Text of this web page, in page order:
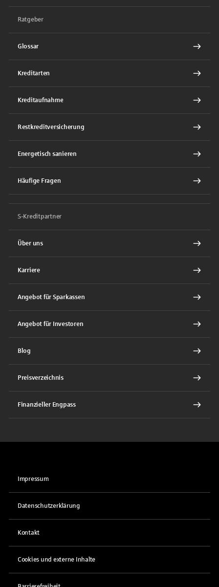
Ratgeber
Glossar
Kreditarten
Kreditaufnahme
Restkreditversicherung
Energetisch sanieren
Häufige Fragen
S-Kreditpartner
Über uns
Karriere
Angebot für Sparkassen
Angebot für Investoren
Blog
Preisverzeichnis
Finanzieller Engpass
Impressum
Datenschutzerklärung
Kontakt
Cookies und externe Inhalte